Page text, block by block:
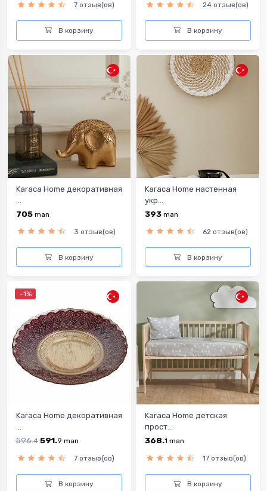
7 отзыв(ов)
В корзину
24 отзыв(ов)
В корзину
Karaca Home декоративная
705 man
3 отзыв(ов)
В корзину
Karaca Home настенная
укр...
393 man
62 отзыв(ов)
В корзину
-1%
Karaca Home декоративная
...
596.4 591.9 man
7 отзыв(ов)
В корзину
Karaca Home детская
прост...
368.1 man
17 отзыв(ов)
В корзину